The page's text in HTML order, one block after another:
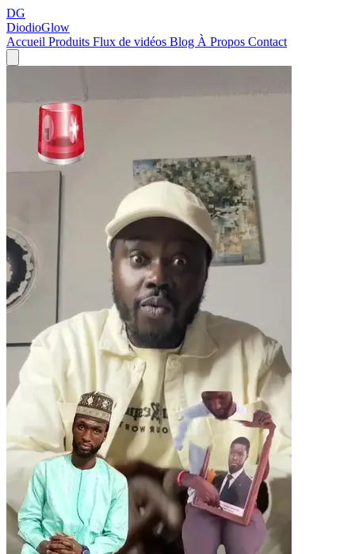
DG
DiodioGlow
Accueil Produits Flux de vidéos Blog À Propos Contact